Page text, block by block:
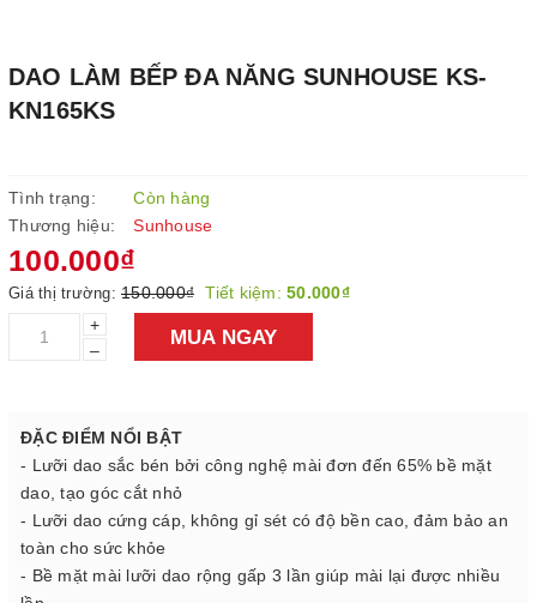
DAO LÀM BẾP ĐA NĂNG SUNHOUSE KS-
KN165KS
Tình trạng:
Còn hàng
Thương hiệu:
Sunhouse
100.000₫
Giá thị trường: 150.000₫ Tiết kiệm: 50.000₫
+
–
MUA NGAY
ĐẶC ĐIỂM NỔI BẬT
- Lưỡi dao sắc bén bởi công nghệ mài đơn đến 65% bề mặt
dao, tạo góc cắt nhỏ
- Lưỡi dao cứng cáp, không gỉ sét có độ bền cao, đảm bảo an
toàn cho sức khỏe
- Bề mặt mài lưỡi dao rộng gấp 3 lần giúp mài lại được nhiều